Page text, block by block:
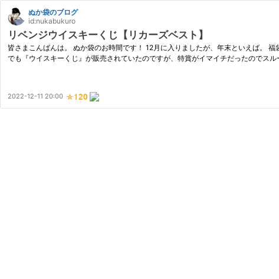
ぬか袋のブログ
id:nukabukuro
リベンジウイスキーくじ【リカーズベスト】
皆さまこんばんは。 ぬか袋のお時間です！ 12月に入りましたが、年末といえば。
でも『ウイスキーくじ』が販売されていたのですが、特賞がイマイチだったのでス
2022-12-11 20:00